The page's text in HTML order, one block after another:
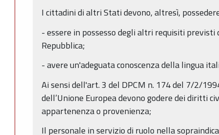
I cittadini di altri Stati devono, altresì,
- essere in possesso degli altri requisiti
Repubblica;
- avere un'adeguata conoscenza della lingua
Ai sensi dell'art. 3 del DPCM n. 174 del 7/2/
dell’Unione Europea devono godere dei diritti
appartenenza o provenienza;
Il personale in servizio di ruolo nella